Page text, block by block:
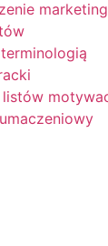
listów